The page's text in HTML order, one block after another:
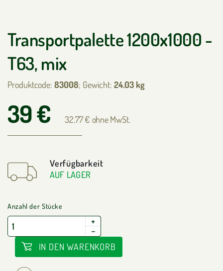
Transportpalette 1200x1000 -
T63, mix
Produktcode:83008; Gewicht: 24.03 kg
39 € 32.77 € ohne MwSt.
Verfügbarkeit
AUF LAGER
Anzahl der Stücke
+
−
IN DEN WARENKORB